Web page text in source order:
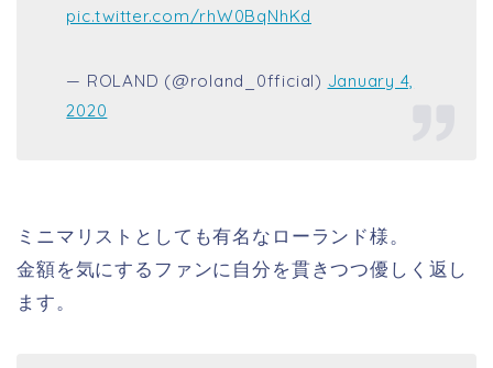
pic.twitter.com/rhW0BqNhKd
— ROLAND (@roland_0fficial) January 4,
2020
ミニマリストとしても有名なローランド様。
金額を気にするファンに自分を貫きつつ優しく返し
ます。